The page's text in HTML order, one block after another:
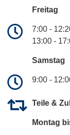
Freitag
7:00 -
13:00 -
Samstag
9:00 -
Teile &
Montag